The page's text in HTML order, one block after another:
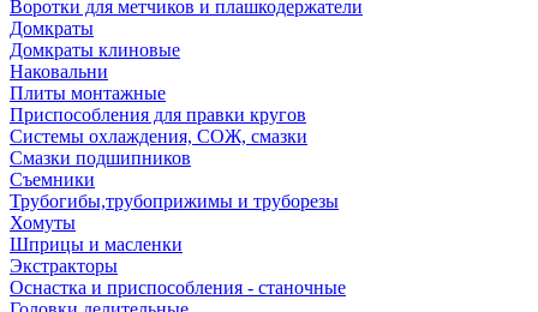
Воротки для метчиков и плашкодержатели
Домкраты
Домкраты клиновые
Наковальни
Плиты монтажные
Приспособления для правки кругов
Системы охлаждения, СОЖ, смазки
Смазки подшипников
Съемники
Трубогибы,трубоприжимы и труборезы
Хомуты
Шприцы и масленки
Экстракторы
Оснастка и приспособления - станочные